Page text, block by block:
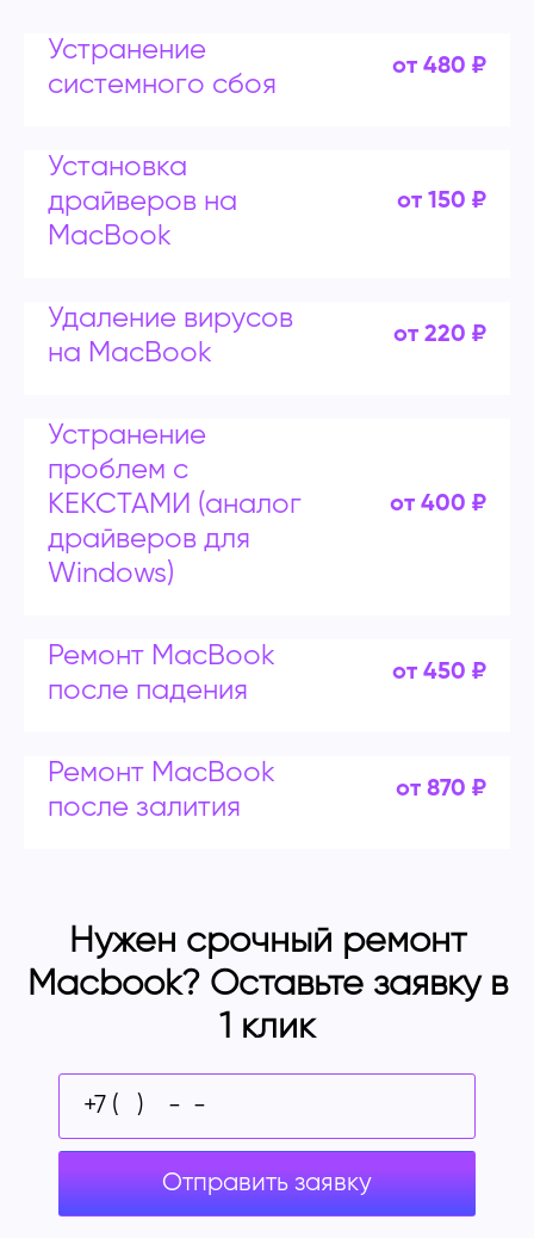
Устранение
системного сбоя
от 480 ₽
Установка
драйверов на
MacBook
от 150 ₽
Удаление вирусов
на MacBook
от 220 ₽
Устранение
проблем с
КЕКСТАМИ (аналог
драйверов для
Windows)
от 400 ₽
Ремонт MacBook
после падения
от 450 ₽
Ремонт MacBook
после залития
от 870 ₽
Нужен срочный ремонт
Macbook? Оставьте заявку в
1 клик
Отправить заявку